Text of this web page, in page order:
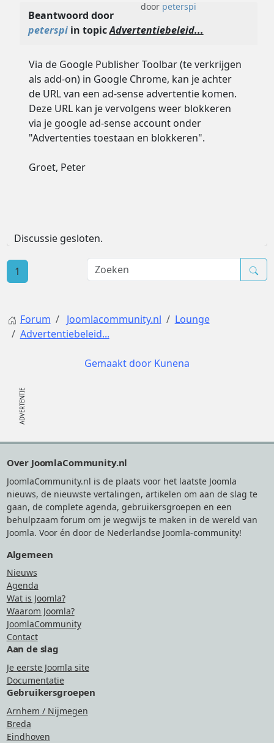
door peterspi
Beantwoord door
peterspiin topicAdvertentiebeleid...
Via de Google Publisher Toolbar (te verkrijgen
als add-on) in Google Chrome, kan je achter
de URL van een ad-sense advertentie komen.
Deze URL kan je vervolgens weer blokkeren
via je google ad-sense account onder
"Advertenties toestaan en blokkeren".
Groet, Peter
Discussie gesloten.
1
Forum Joomlacommunity.nl
Lounge
Advertentiebeleid...
Gemaakt door Kunena
Over JoomlaCommunity.nl
JoomlaCommunity.nl is de plaats voor het laatste Joomla
nieuws, de nieuwste vertalingen, artikelen om aan de slag te
gaan, de complete agenda, gebruikersgroepen en een
behulpzaam forum om je wegwijs te maken in de wereld van
Joomla. Voor én door de Nederlandse Joomla-community!
Algemeen
Nieuws
Agenda
Wat is Joomla?
Waarom Joomla?
JoomlaCommunity
Contact
Aan de slag
Je eerste Joomla site
Documentatie
Gebruikersgroepen
Arnhem / Nijmegen
Breda
Eindhoven